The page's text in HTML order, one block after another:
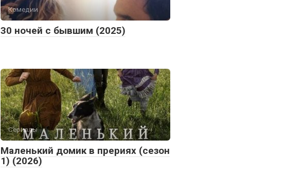
Комедии
30 ночей с бывшим (2025)
Сериалы
Маленький домик в прериях (сезон
1) (2026)